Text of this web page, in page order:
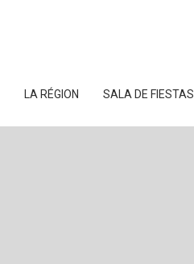
LA RÉGION SALA DE FIESTAS